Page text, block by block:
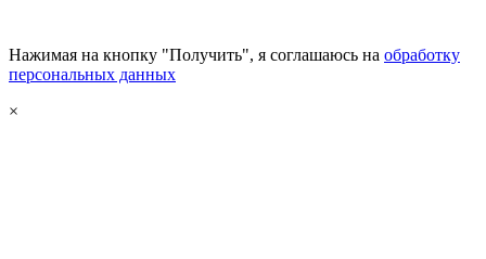
Нажимая на кнопку "Получить", я соглашаюсь на обработку
персональных данных
×